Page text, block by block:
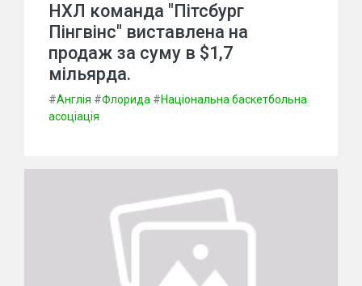
НХЛ команда "Пітсбург
Пінгвінс" виставлена на
продаж за суму в $1,7
мільярда.
#Англія #Флорида #Національна баскетбольна
асоціація